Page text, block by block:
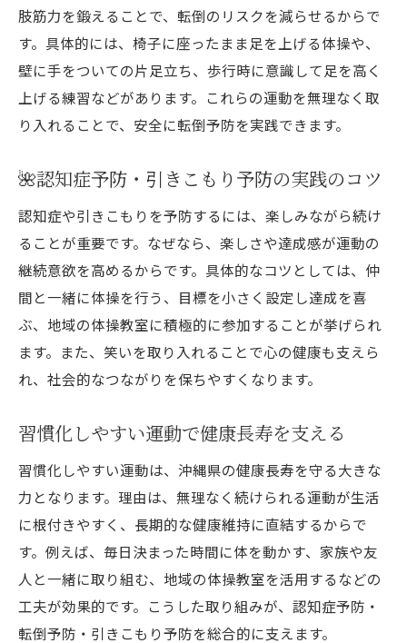
肢筋力を鍛えることで、転倒のリスクを減らせるからで
す。具体的には、椅子に座ったまま足を上げる体操や、
壁に手をついての片足立ち、歩行時に意識して足を高く
上げる練習などがあります。これらの運動を無理なく取
り入れることで、安全に転倒予防を実践できます。
🌺認知症予防・引きこもり予防の実践のコツ
認知症や引きこもりを予防するには、楽しみながら続け
ることが重要です。なぜなら、楽しさや達成感が運動の
継続意欲を高めるからです。具体的なコツとしては、仲
間と一緒に体操を行う、目標を小さく設定し達成を喜
ぶ、地域の体操教室に積極的に参加することが挙げられ
ます。また、笑いを取り入れることで心の健康も支えら
れ、社会的なつながりを保ちやすくなります。
習慣化しやすい運動で健康長寿を支える
習慣化しやすい運動は、沖縄県の健康長寿を守る大きな
力となります。理由は、無理なく続けられる運動が生活
に根付きやすく、長期的な健康維持に直結するからで
す。例えば、毎日決まった時間に体を動かす、家族や友
人と一緒に取り組む、地域の体操教室を活用するなどの
工夫が効果的です。こうした取り組みが、認知症予防・
転倒予防・引きこもり予防を総合的に支えます。